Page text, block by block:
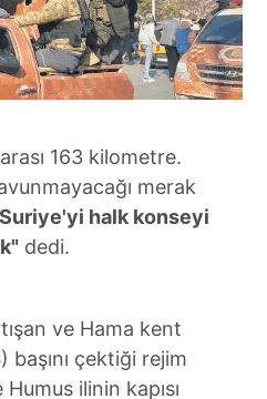
163 kilometre.
merak
halk konseyi
dedi.
ve Hama kent
çektiği rejim
ilinin kapısı